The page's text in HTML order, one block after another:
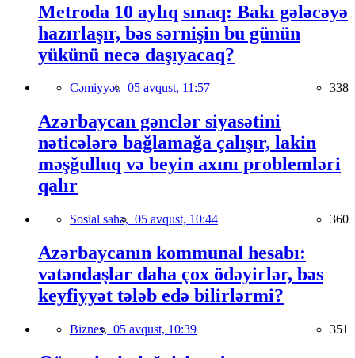
Metroda 10 aylıq sınaq: Bakı gələcəyə
hazırlaşır, bəs sərnişin bu günün
yükünü necə daşıyacaq?
Cəmiyyət, 05 avqust, 11:57 338
Azərbaycan gənclər siyasətini
nəticələrə bağlamağa çalışır, lakin
məşğulluq və beyin axını problemləri
qalır
Sosial sahə, 05 avqust, 10:44 360
Azərbaycanın kommunal hesabı:
vətəndaşlar daha çox ödəyirlər, bəs
keyfiyyət tələb edə bilirlərmi?
Biznes, 05 avqust, 10:39 351